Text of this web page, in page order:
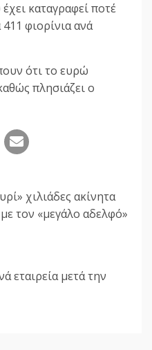
καταγραφεί ποτέ
φιορίνια ανά
ότι το ευρώ
πλησιάζει ο
χιλιάδες ακίνητα
τον «μεγάλο αδελφό»
εταιρεία μετά την